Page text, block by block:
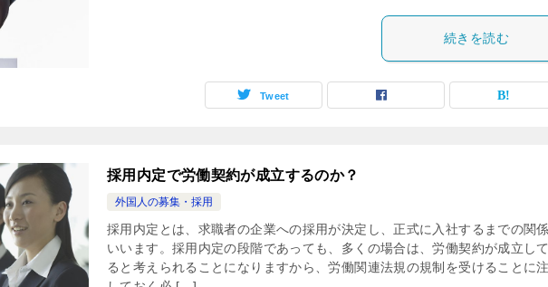
続きを読む
Tweet
採用内定で労働契約が成立するのか？
外国人の募集・採用
採用内定とは、求職者の企業への採用が決定し、正式に入社するまでの関
いいます。採用内定の段階であっても、多くの場合は、労働契約が成立し
ると考えられることになりますから、労働関連法規の規制を受けることに